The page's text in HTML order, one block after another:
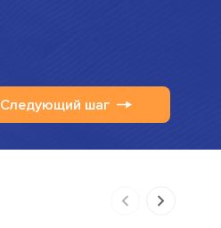
Следующий шаг